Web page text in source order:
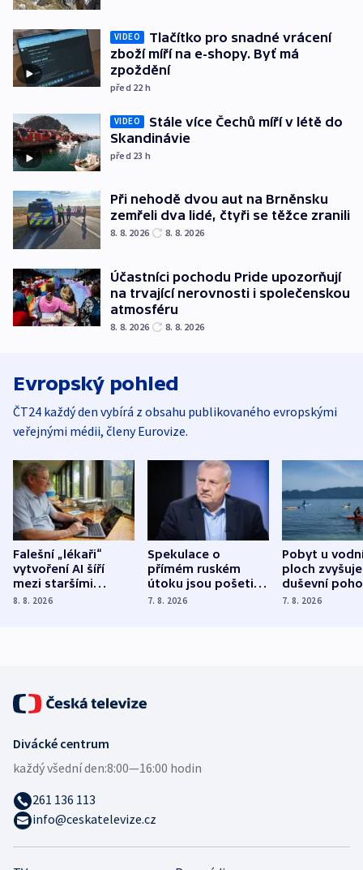
VIDEO
Tlačítko pro snadné vrácení
zboží míří na e-shopy. Byť má
zpoždění
před 22 h
VIDEO
Stále více Čechů míří v létě do
Skandinávie
před 23 h
Při nehodě dvou aut na Brněnsku
zemřeli dva lidé, čtyři se těžce zranili
8. 8. 2026 8. 8. 2026
Účastníci pochodu Pride upozorňují
na trvající nerovnosti i společenskou
atmosféru
8. 8. 2026 8. 8. 2026
Evropský pohled
ČT24 každý den vybírá z obsahu publikovaného evropskými
veřejnými médii, členy Eurovize.
Falešní „lékaři“
vytvoření AI šíří
mezi staršími
Poláky nebezpečné
8. 8. 2026
Spekulace o
přímém ruském
útoku jsou pošetilé,
míní estonský
7. 8. 2026
Pobyt u
ploch zvyšuje
duševní
ukázala
7. 8. 2026
Divácké centrum
každý všední den:8:00—16:00 hodin
261 136 113
info@ceskatelevize.cz